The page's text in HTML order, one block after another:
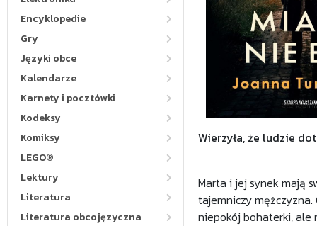
Encyklopedie
Gry
Języki obce
Kalendarze
Karnety i pocztówki
Kodeksy
Komiksy
LEGO®
Lektury
Literatura
Literatura obcojęzyczna
Wierzyła, że ludzie
Marta i jej synek mają
tajemniczy
niepokój bohaterki, ale